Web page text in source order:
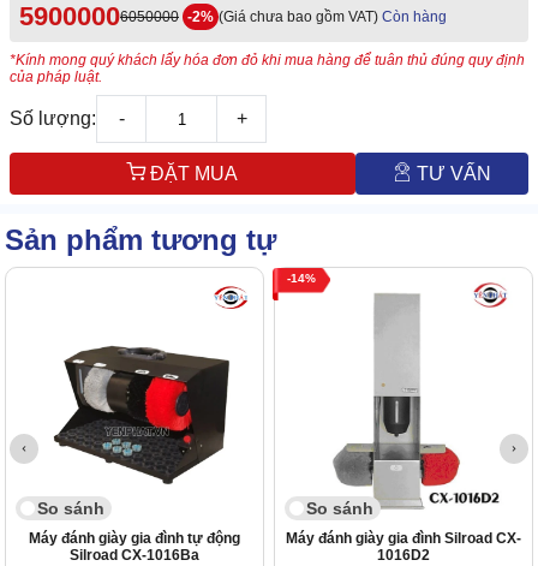
59000006050000 -2% (Giá chưa bao gồm VAT) Còn hàng
*Kính mong quý khách lấy hóa đơn đỏ khi mua hàng để tuân thủ đúng quy định
của pháp luật.
Số lượng: - +
ĐẶT MUA TƯ VẤN
Sản phẩm tương tự
So sánh
Máy đánh giày gia đình tự động
Silroad CX-1016Ba
14
So sánh
Máy đánh giày gia đình Silroad CX-
1016D2